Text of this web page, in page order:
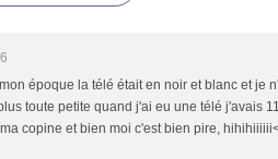
époque la télé était en noir et blanc et je
toute petite quand j'ai eu une télé j'avais
copine et bien moi c'est bien pire,